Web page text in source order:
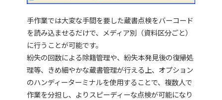
手作業では大変な手間を要した蔵書点検をバーコード
を読み込ませるだけで、メディア別（資料区分ごと）
に行うことが可能です。
紛失の回数による除籍管理や、紛失本発見後の復帰処
理等、きめ細やかな蔵書管理が行える上、オプション
のハンディーターミナルを使用することで、複数人で
作業を分担し、よりスピーディーな点検が可能になり